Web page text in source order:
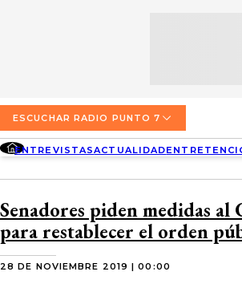
ACTUALIDAD
ENTRETENCIÓN
SOCIEDAD
CONCEPCIÓN
TEMUCO
VALDIVIA
QUIÉNES SOMOS
DIRECCIONES
CONTACTO COMERCIAL
TARIFAS POLÍTICAS PÁGINA 7
TARIFAS POLÍTICAS RADIO PUNTO 7
POLÍTICA DE PRIVACIDAD
ESCUCHAR RADIO PUNTO 7
ENTREVISTASACTUALIDAD
Senadores piden medidas
para restablecer el orden
28 DE NOVIEMBRE 2019 | 00:00